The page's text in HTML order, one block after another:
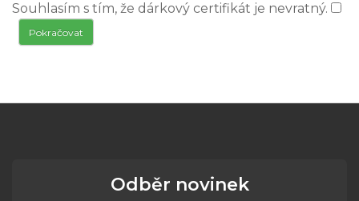
Souhlasím s tím, že dárkový certifikát je nevratný.
Odběr novinek